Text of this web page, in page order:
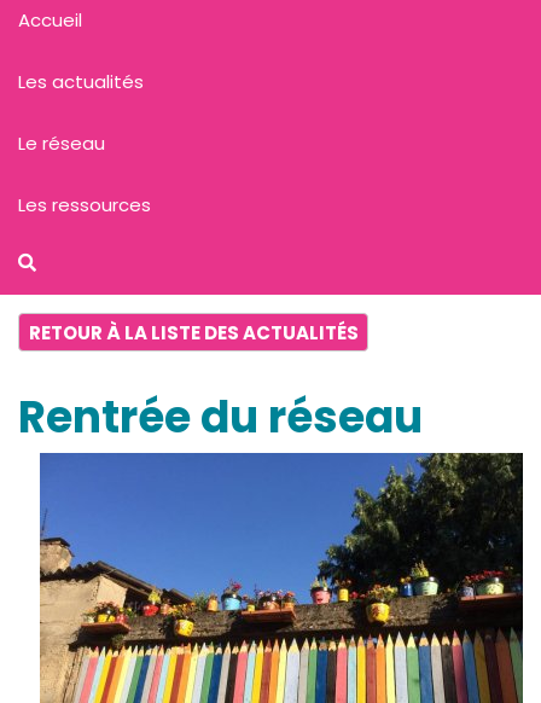
RETOUR À LA LISTE DES ACTUALITÉS
Rentrée du réseau
Accueil
Les actualités
Le réseau
Les ressources